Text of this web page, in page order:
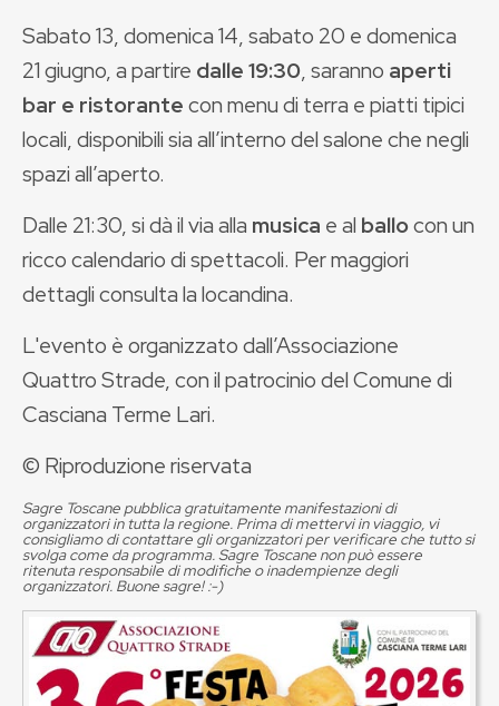
Sabato 13, domenica 14, sabato 20 e domenica
21 giugno, a partire dalle 19:30, saranno aperti
bar e ristorantecon menu di terra e piatti tipici
locali, disponibili sia all’interno del salone che negli
spazi all’aperto.
Dalle 21:30, si dà il via alla musica e al ballocon un
ricco calendario di spettacoli. Per maggiori
dettagli consulta la locandina.
L'evento è organizzato dall’Associazione
Quattro Strade, con il patrocinio del Comune di
Casciana Terme Lari.
© Riproduzione riservata
Sagre Toscane pubblica gratuitamente manifestazioni di
organizzatori in tutta la regione. Prima di mettervi in viaggio, vi
consigliamo di contattare gli organizzatori per verificare che tutto si
svolga come da programma. Sagre Toscane non può essere
ritenuta responsabile di modifiche o inadempienze degli
organizzatori. Buone sagre! :-)